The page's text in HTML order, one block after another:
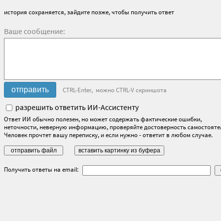
история сохраняется, зайдите позже, чтобы получить ответ
Ваше сообщение:
CTRL-Enter, можно CTRL-V скриншота
разрешить ответить ИИ-Ассистенту
Ответ ИИ обычно полезен, но может содержать фактические ошибки,
неточности, неверную информацию, проверяйте достоверность
Человек прочтет вашу переписку, и если нужно - ответит в любом случае.
Получить ответы на email: